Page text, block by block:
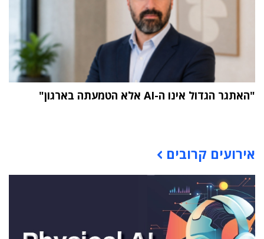
"האתגר הגדול אינו ה-AI אלא הטמעתה בארגון"
אירועים קרובים